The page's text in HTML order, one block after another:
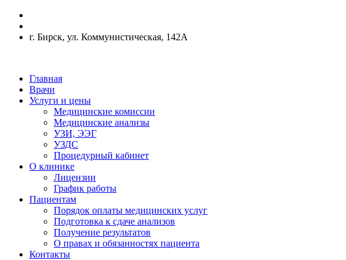
г. Бирск, ул. Коммунистическая, 142А
Главная
Врачи
Услуги и цены
Медицинские комиссии
Медицинские анализы
УЗИ, ЭЭГ
УЗДС
Процедурный кабинет
О клинике
Лицензии
График работы
Пациентам
Порядок оплаты медицинских услуг
Подготовка к сдаче анализов
Получение результатов
О правах и обязанностях пациента
Контакты